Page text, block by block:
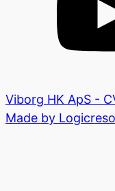
Viborg HK ApS -
Made by